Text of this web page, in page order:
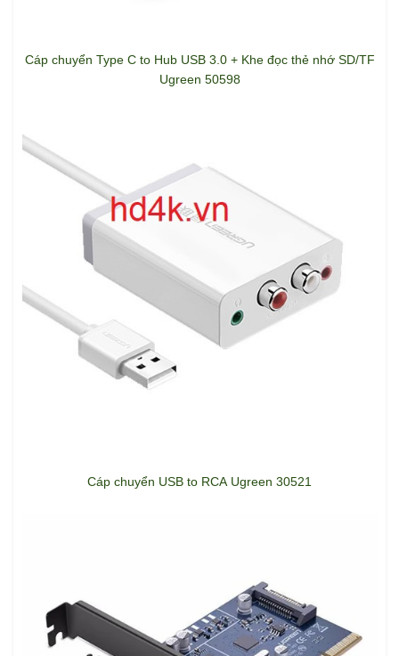
Cáp chuyển Type C to Hub USB 3.0 + Khe đọc thẻ nhớ SD/TF
Ugreen 50598
Cáp chuyển USB to RCA Ugreen 30521